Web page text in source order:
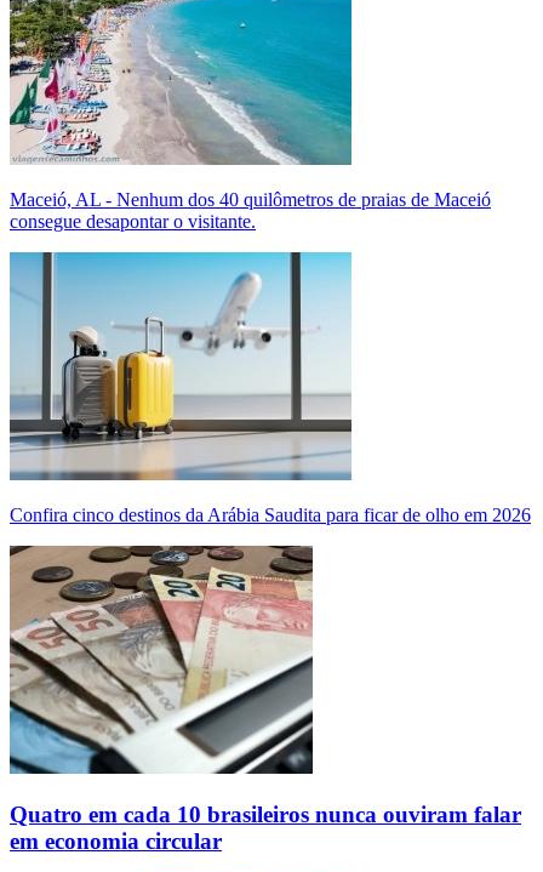
Maceió, AL - Nenhum dos 40 quilômetros de praias de Maceió
consegue desapontar o visitante.
Confira cinco destinos da Arábia Saudita para ficar de olho em 2026
Quatro em cada 10 brasileiros nunca ouviram falar
em economia circular